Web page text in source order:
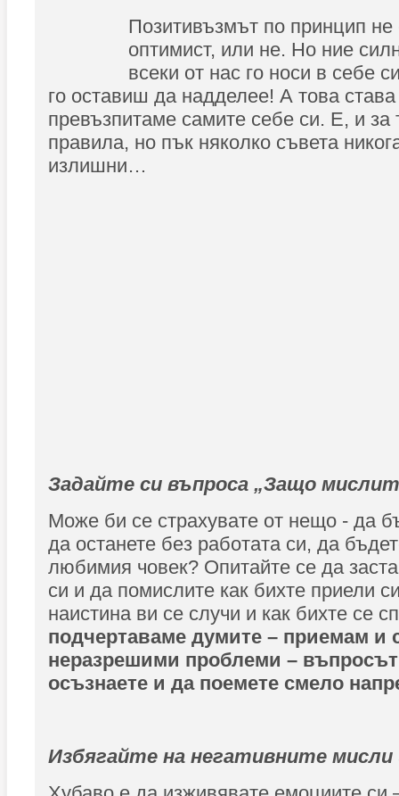
Позитивъзмът по принцип не
оптимист, или не. Но ние
всеки от нас го носи в себе
го оставиш да надделее! А това става
превъзпитаме самите себе си. Е, и за
правила, но пък няколко съвета
излишни…
Задайте си въпроса „Защо
Може би се страхувате от нещо - да
да останете без работата си, да
любимия човек? Опитайте се да
си и да помислите как бихте приели
наистина ви се случи и как бихте се
подчертаваме думите – приемам и
неразрешими проблеми – въпросът
осъзнаете и да поемете смело
Избягайте на негативните мисли